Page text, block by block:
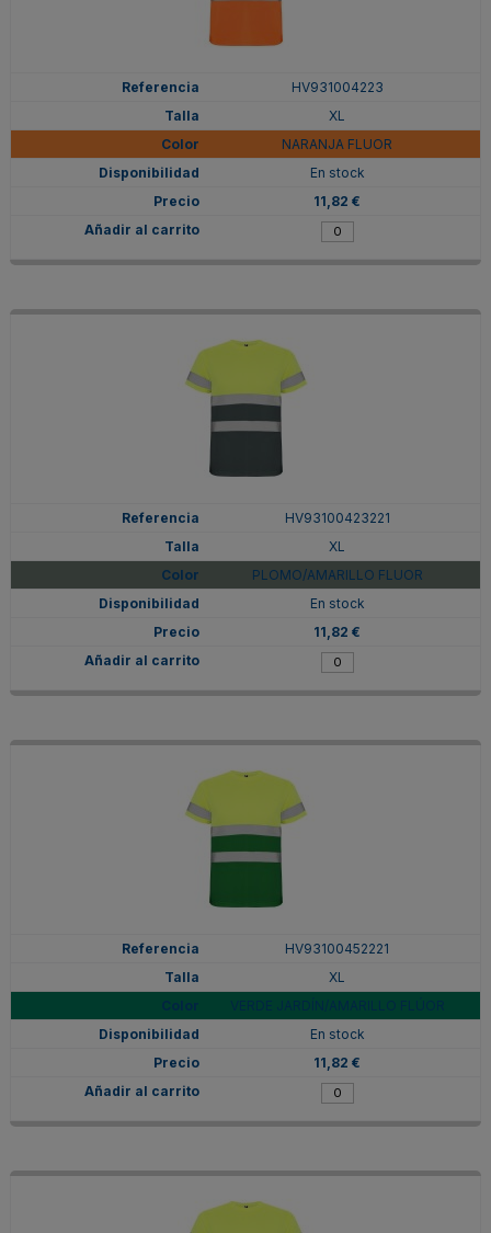
HV931004223
XL
NARANJA FLUOR
En stock
11,82 €
HV93100423221
XL
PLOMO/AMARILLO FLUOR
En stock
11,82 €
HV93100452221
XL
En stock
11,82 €